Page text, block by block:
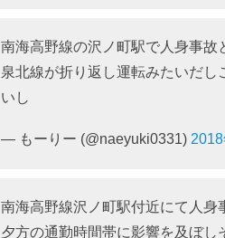
南海高野線の沢ノ町駅で人身事故
泉北線が折り返し運転みたいだ
いし
— もーりー (@naeyuki0331)
南海高野線沢ノ町駅付近にて人身
夕方の通勤時間帯に影響を及ぼし